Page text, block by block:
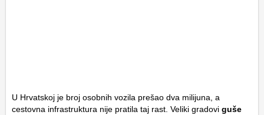
U Hrvatskoj je broj osobnih vozila prešao dva milijuna, a
cestovna infrastruktura nije pratila taj rast. Veliki gradovi guše